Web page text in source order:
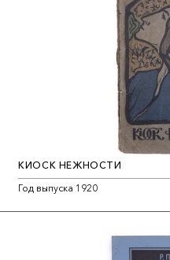
КИОСК НЕЖНОСТИ
Год выпуска 1920